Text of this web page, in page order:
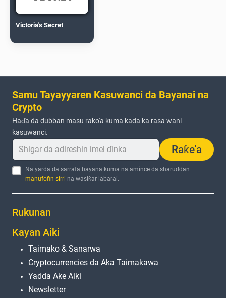
Victoria's Secret
Samu Tayayyaren Kasuwanci da Bayanai na
Crypto
Haɗa da dubban masu rako'a kuma kada ka rasa wani
kasuwanci.
Raƙe'a
Na yarda da sarrafa bayana kuma na amince da sharuɗɗan
manufofin sirri na wasiƙar labarai.
Rukunan
Kayan Aiki
Taimako & Sanarwa
Cryptocurrencies da Aka Taimakawa
Yadda Ake Aiki
Newsletter